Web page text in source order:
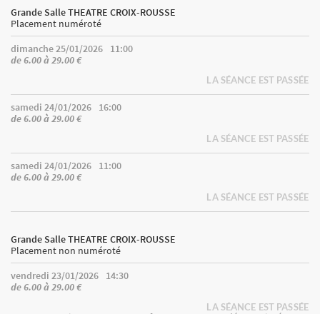
Grande Salle THEATRE CROIX-ROUSSE
Placement numéroté
dimanche 25/01/2026
11:00
de 6.00 à 29.00 €
LA SÉANCE EST PASSÉE
samedi 24/01/2026
16:00
de 6.00 à 29.00 €
LA SÉANCE EST PASSÉE
samedi 24/01/2026
11:00
de 6.00 à 29.00 €
LA SÉANCE EST PASSÉE
Grande Salle THEATRE CROIX-ROUSSE
Placement non numéroté
vendredi 23/01/2026
14:30
de 6.00 à 29.00 €
LA SÉANCE EST PASSÉE